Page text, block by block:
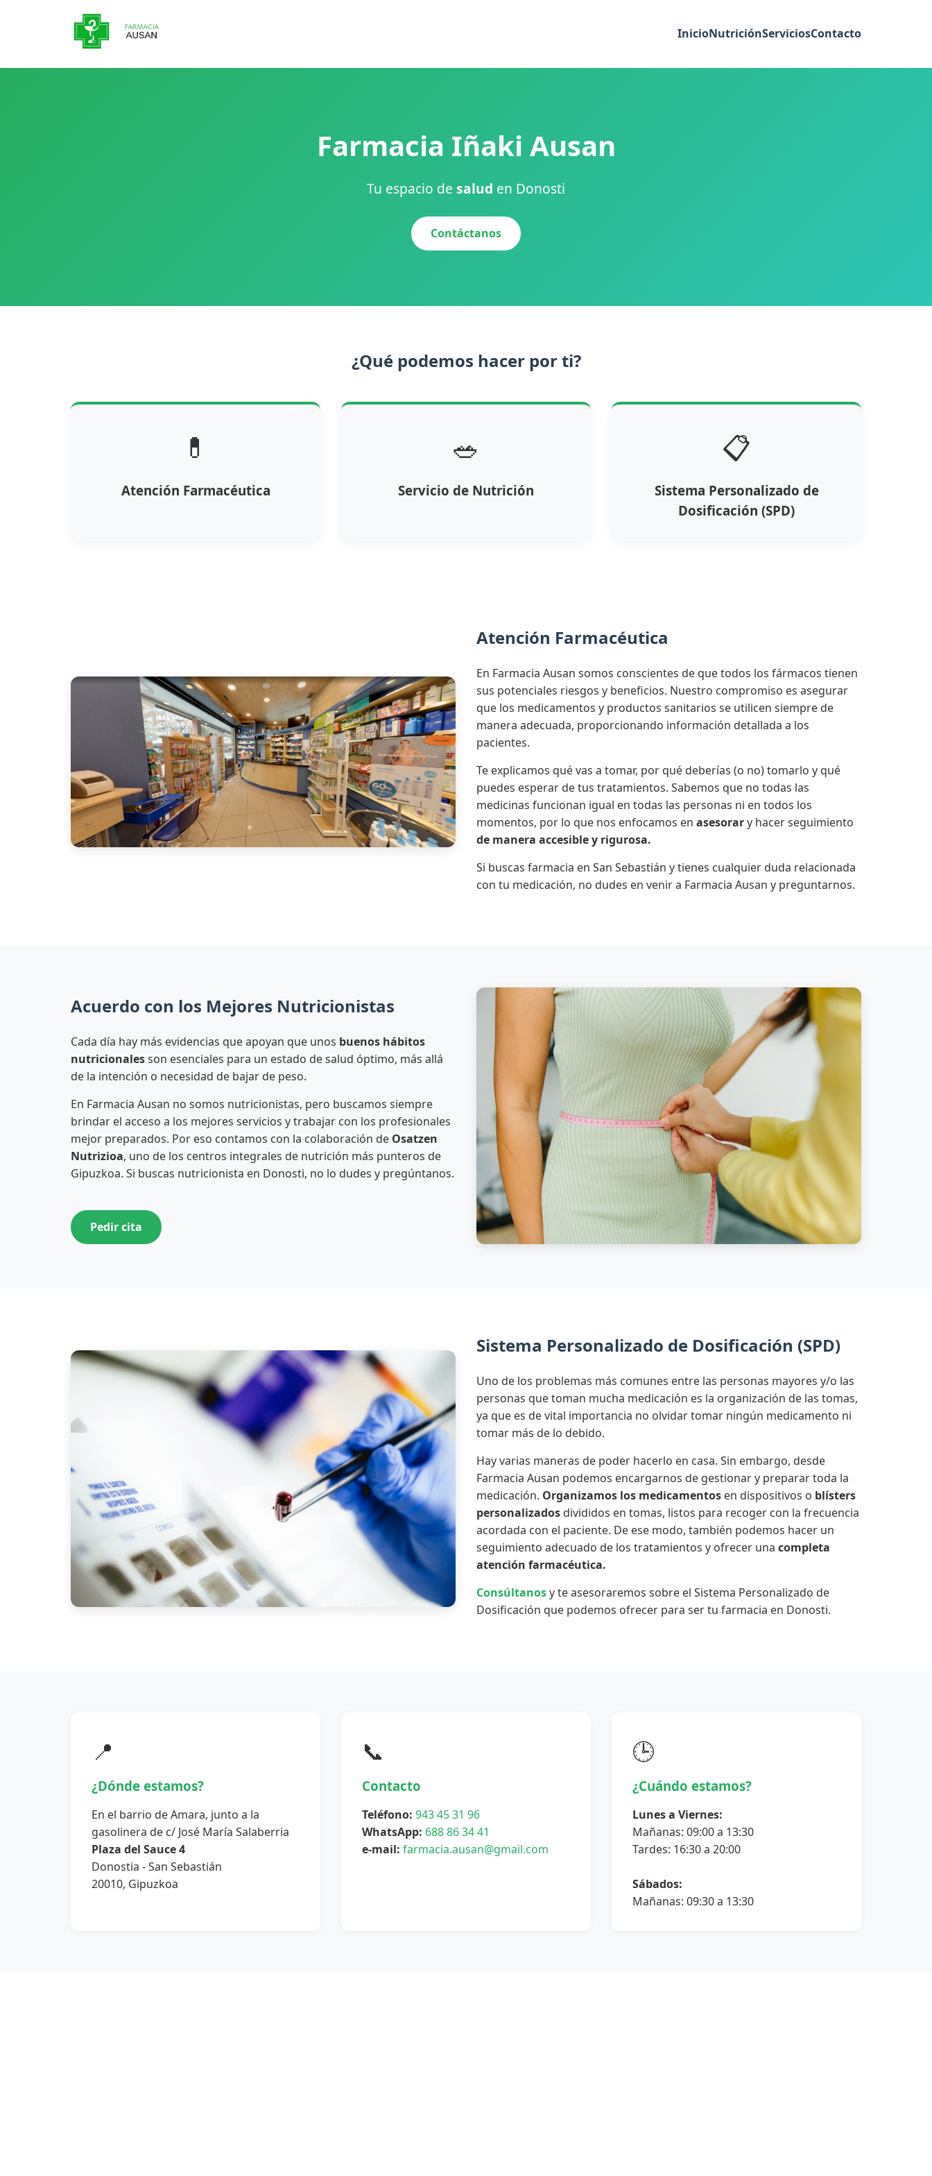
InicioNutriciónServiciosContacto
Farmacia Iñaki Ausan
Tu espacio de salud en Donosti
Contáctanos
¿Qué podemos hacer por ti?
💊
Atención Farmacéutica
🥗
Servicio de Nutrición
📋
Sistema Personalizado de
Dosificación (SPD)
Atención Farmacéutica
En Farmacia Ausan somos conscientes de que todos los fármacos tienen
sus potenciales riesgos y beneficios. Nuestro compromiso es asegurar
que los medicamentos y productos sanitarios se utilicen siempre de
manera adecuada, proporcionando información detallada a los
pacientes.
Te explicamos qué vas a tomar, por qué deberías (o no) tomarlo y qué
puedes esperar de tus tratamientos. Sabemos que no todas las
medicinas funcionan igual en todas las personas ni en todos los
momentos, por lo que nos enfocamos en asesorary hacer seguimiento
de manera accesible y rigurosa.
Si buscas farmacia en San Sebastián y tienes cualquier duda relacionada
con tu medicación, no dudes en venir a Farmacia Ausan y preguntarnos.
Acuerdo con los Mejores Nutricionistas
Cada día hay más evidencias que apoyan que unos buenos hábitos
nutricionalesson esenciales para un estado de salud óptimo, más allá
de la intención o necesidad de bajar de peso.
En Farmacia Ausan no somos nutricionistas, pero buscamos siempre
brindar el acceso a los mejores servicios y trabajar con los profesionales
mejor preparados. Por eso contamos con la colaboración de Osatzen
Nutrizioa, uno de los centros integrales de nutrición más punteros de
Gipuzkoa. Si buscas nutricionista en Donosti, no lo dudes y pregúntanos.
Pedir cita
Sistema Personalizado de Dosificación (SPD)
Uno de los problemas más comunes entre las personas mayores y/o las
personas que toman mucha medicación es la organización de las tomas,
ya que es de vital importancia no olvidar tomar ningún medicamento ni
tomar más de lo debido.
Hay varias maneras de poder hacerlo en casa. Sin embargo, desde
Farmacia Ausan podemos encargarnos de gestionar y preparar toda la
medicación. Organizamos los medicamentos en dispositivos o blísters
personalizados divididos en tomas, listos para recoger con la frecuencia
acordada con el paciente. De ese modo, también podemos hacer un
seguimiento adecuado de los tratamientos y ofrecer una completa
atención farmacéutica.
Consúltanosy te asesoraremos sobre el Sistema Personalizado de
Dosificación que podemos ofrecer para ser tu farmacia en Donosti.
📍
¿Dónde estamos?
En el barrio de Amara, junto a la
gasolinera de c/ José María Salaberria
Plaza del Sauce 4
Donostia - San Sebastián
20010, Gipuzkoa
📞
Contacto
Teléfono: 943 45 31 96
WhatsApp: 688 86 34 41
e-mail: farmacia.ausan@gmail.com
🕒
¿Cuándo estamos?
Lunes a Viernes:
Mañanas: 09:00 a 13:30
Tardes: 16:30 a 20:00
Sábados:
Mañanas: 09:30 a 13:30